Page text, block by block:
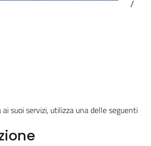
/
ai suoi servizi, utilizza una delle seguenti